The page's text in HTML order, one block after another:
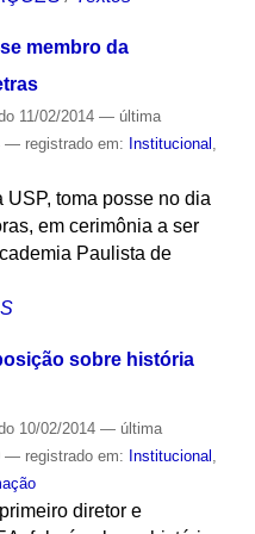
membro da
11/02/2014 — última
— registrado em: Institucional ,
toma posse no dia
em cerimônia a ser
Paulista de
sobre história
10/02/2014 — última
— registrado em: Institucional
diretor e